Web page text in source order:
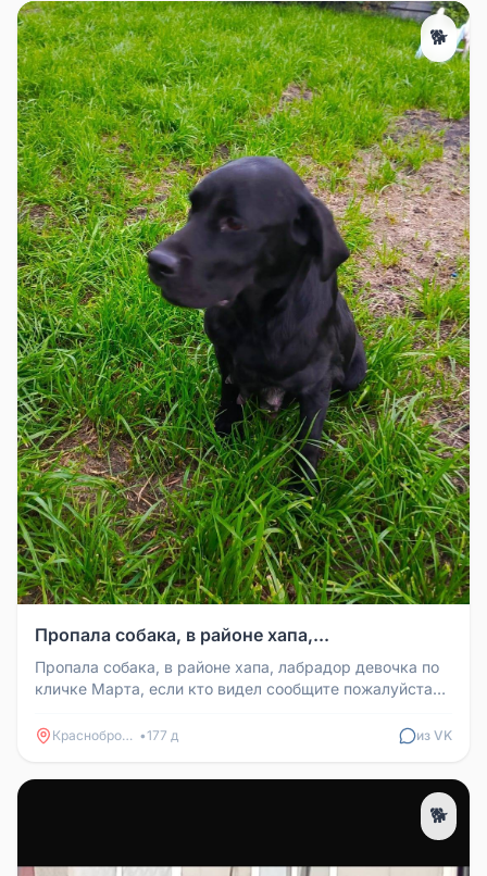
🐕
Пропала собака, в районе хапа,...
Пропала собака, в районе хапа, лабрадор девочка по
кличке Марта, если кто видел сообщите пожалуйста
Краснобродский •177 д из VK
🐕